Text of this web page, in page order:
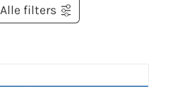
Alle filters